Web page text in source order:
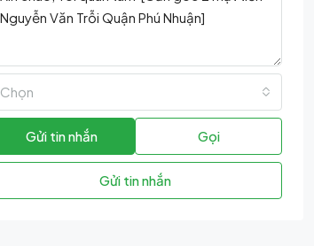
Chọn
Gửi tin nhắn Gọi
Gửi tin nhắn